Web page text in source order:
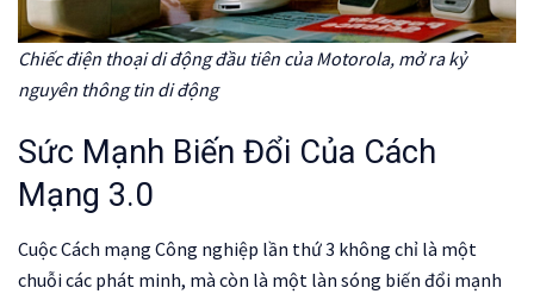
Chiếc điện thoại di động đầu tiên của Motorola, mở ra kỷ
nguyên thông tin di động
Sức Mạnh Biến Đổi Của Cách
Mạng 3.0
Cuộc Cách mạng Công nghiệp lần thứ 3 không chỉ là một
chuỗi các phát minh, mà còn là một làn sóng biến đổi mạnh